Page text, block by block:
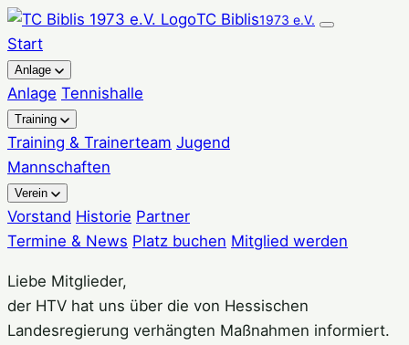
Zum
Inhalt
springen
TC Biblis1973 e.V.
Start
Anlage
Anlage Tennishalle
Training
Training & Trainerteam Jugend
Mannschaften
Verein
Vorstand Historie Partner
Termine & News Platz buchen Mitglied werden
Liebe Mitglieder,
der HTV hat uns über die von Hessischen
Landesregierung verhängten Maßnahmen informiert.